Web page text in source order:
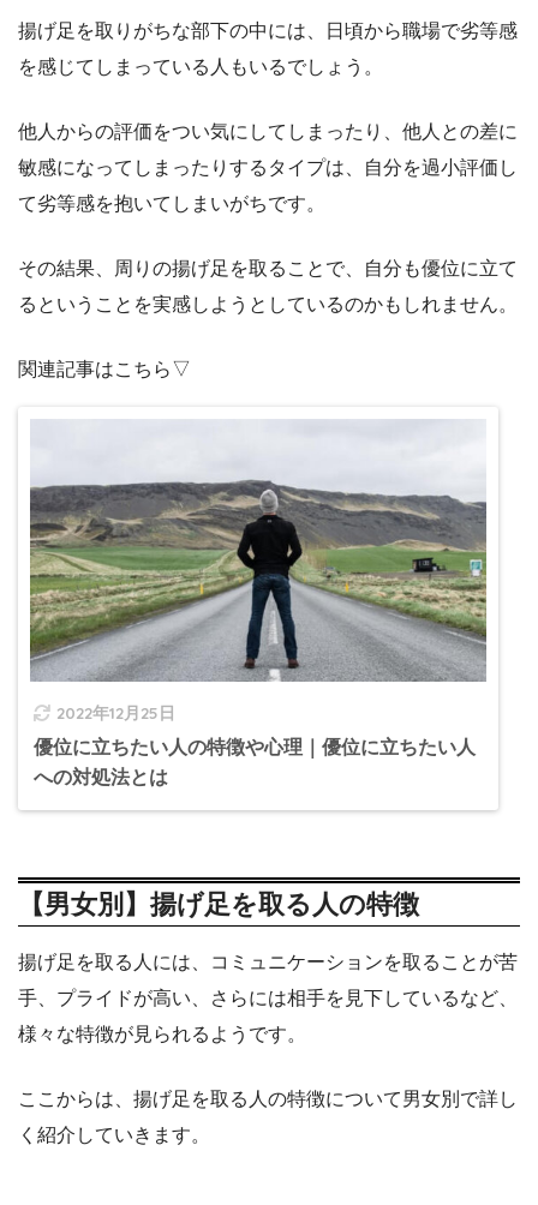
揚げ足を取りがちな部下の中には、日頃から職場で劣等感
を感じてしまっている人もいるでしょう。
他人からの評価をつい気にしてしまったり、他人との差に
敏感になってしまったりするタイプは、自分を過小評価し
て劣等感を抱いてしまいがちです。
その結果、周りの揚げ足を取ることで、自分も優位に立て
るということを実感しようとしているのかもしれません。
関連記事はこちら▽
2022年12月25日
優位に立ちたい人の特徴や心理｜優位に立ちたい人
への対処法とは
【男女別】揚げ足を取る人の特徴
揚げ足を取る人には、コミュニケーションを取ることが苦
手、プライドが高い、さらには相手を見下しているなど、
様々な特徴が見られるようです。
ここからは、揚げ足を取る人の特徴について男女別で詳し
く紹介していきます。